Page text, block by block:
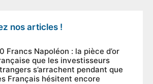
nos articles !
Francs Napoléon : la pièce d’or
que les investisseurs
s’arrachent pendant que
Français hésitent encore